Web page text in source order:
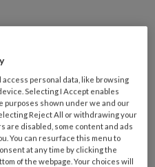
dat voor
is om
te voorkomen.
Leonie van
en Marieke
naartoe. In
personal data, like browsing
Selecting I Accept enables
purposes shown under we and our
Reject All or withdrawing your
are disabled, some content and ads
You can resurface this menu to
at any time by clicking the
of the webpage. Your choices will